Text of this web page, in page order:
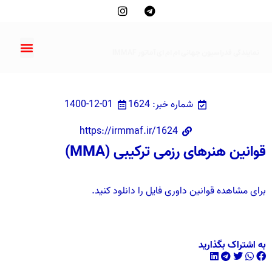
شماره خبر: 1624
1400-12-01
https://irmmaf.ir/1624
قوانین هنرهای رزمی ترکیبی (MMA)
برای مشاهده قوانین داوری فایل را دانلود کنید.
به اشتراک بگذارید